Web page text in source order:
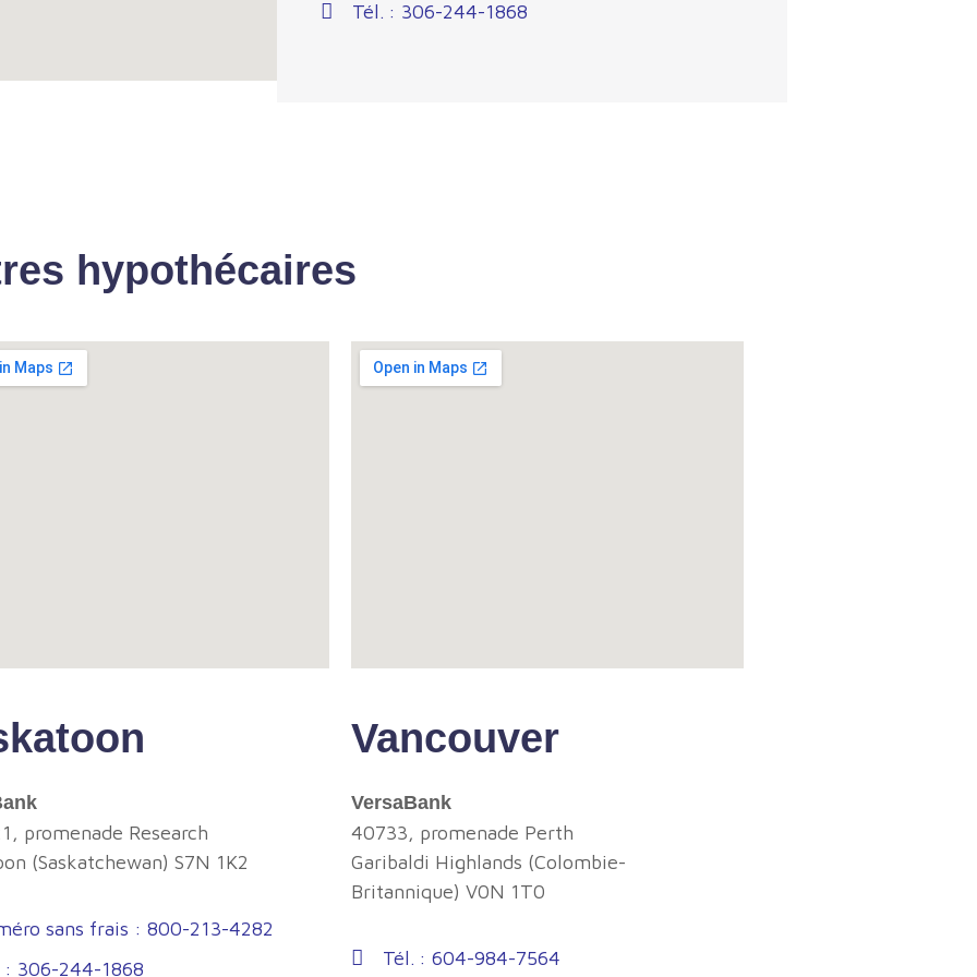
Tél. : 306-244-1868
hypothécaires
promenade Research
(Saskatchewan) S7N 1K2
sans frais : 800-213-4282
: 306-244-1868
Vancouver
VersaBank
40733, promenade Perth
Garibaldi Highlands (Colombie-
Britannique) V0N 1T0
Tél. : 604-984-7564